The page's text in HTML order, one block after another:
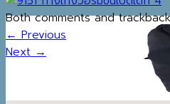
Both comments and
← Previous
Next →